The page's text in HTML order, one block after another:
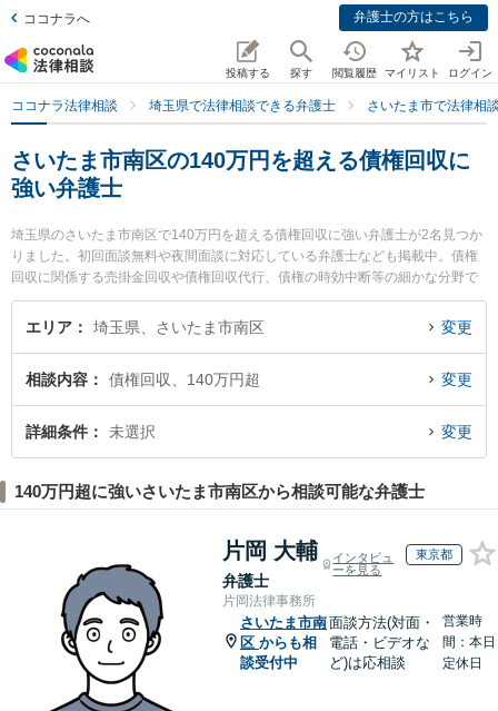
ココナラへ 弁護士の方はこちら
投稿する 探す 閲覧履歴 マイリスト ログイン
ココナラ法律相談 埼玉県で法律相談できる弁護士 さいたま市で法律相
さいたま市南区の140万円を超える債権回収に
強い弁護士
埼玉県のさいたま市南区で140万円を超える債権回収に強い弁護士が2名見つか
りました。初回面談無料や夜間面談に対応している弁護士なども掲載中。債権
回収に関係する売掛金回収や債権回収代行、債権の時効中断等の細かな分野で
の絞り込み検索もでき便利です。特に武蔵浦和法律事務所の久保 佑一郎弁護士
や南浦和はらだ法律事務所の渡部 和人弁護士のプロフィール情報や弁護士費
円を超える債権回収のトラブル解決の実績豊富な近くの弁護士を検索したい』
『初回相談無料で140万円を超える債権回収を法律相談できるさいたま市南区
内の弁護士に相談予約したい』などでお困りの相談者さんにおすすめです。
エリア 埼玉県、さいたま市南区 変更
相談内容 債権回収、140万円超 変更
詳細条件 未選択 変更
140万円超に強いさいたま市南区から相談可能な弁護士
片岡 大輔
弁護士
インタビュ
ーを見る
東京都
片岡法律事務所
さいたま市南
区 からも相
談受付中
面談方法(対面・
電話・ビデオな
ど)は応相談
営業時
間：本日
定休日